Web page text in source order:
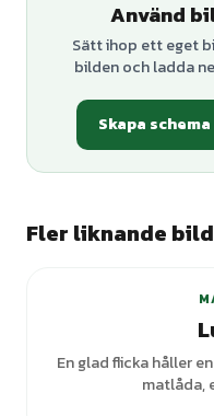
Använd
Sätt ihop ett eget
bilden och ladda
Skapa schema
Fler liknande
En glad flicka håller
matlåda,